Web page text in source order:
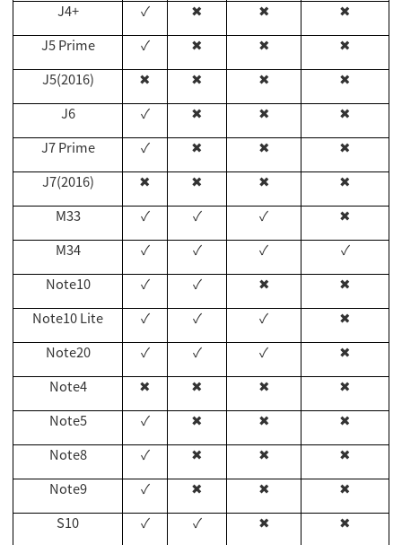
J4+
✓ ✖ ✖
✖
J5 Prime
✓ ✖ ✖
✖
J5(2016)
✖ ✖ ✖
✖
J6
✓ ✖ ✖
✖
J7 Prime
✓ ✖ ✖
✖
J7(2016)
✖ ✖ ✖
✖
M33
✓ ✓ ✓
✖
M34
✓ ✓ ✓
✓
Note10
✓ ✓ ✖
✖
Note10 Lite
✓ ✓ ✓
✖
Note20
✓ ✓ ✓
✖
Note4
✖ ✖ ✖
✖
Note5
✓ ✖ ✖
✖
Note8
✓ ✖ ✖
✖
Note9
✓ ✖ ✖
✖
S10
✓ ✓ ✖
✖